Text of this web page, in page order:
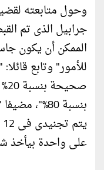
وحول متابعته
جرابيل الذى تم
الممكن أن يكون
للأمور" وتابع
بنسبة
على واحدة بيأخذ